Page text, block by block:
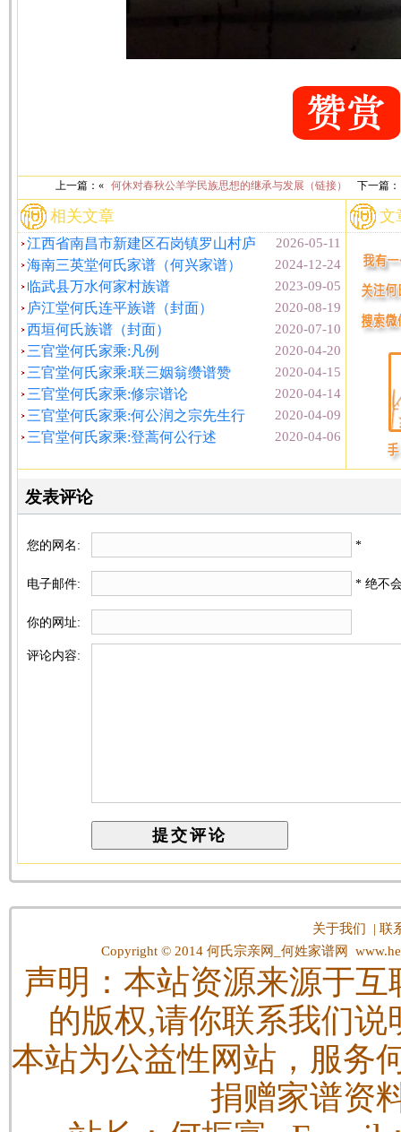
上一篇：« 何休对春秋公羊学民族思想的继承与发展（链接） 下一篇：
相关文章
2026-05-11
江西省南昌市新建区石岗镇罗山村庐
2024-12-24
海南三英堂何氏家谱（何兴家谱）
2023-09-05
临武县万水何家村族谱
2020-08-19
庐江堂何氏连平族谱（封面）
2020-07-10
西垣何氏族谱（封面）
2020-04-20
三官堂何氏家乘:凡例
2020-04-15
三官堂何氏家乘:联三姻翁缵谱赞
2020-04-14
三官堂何氏家乘:修宗谱论
2020-04-09
三官堂何氏家乘:何公润之宗先生行
2020-04-06
三官堂何氏家乘:登蒿何公行述
文
发表评论
您的网名: *
电子邮件: * 绝不
你的网址:
评论内容:
关于我们 |联
Copyright © 2014 何氏宗亲网_何姓家谱网
声明：本站资源来源于
的版权,请你联系我们
本站为公益性网站，服务
捐赠家谱资